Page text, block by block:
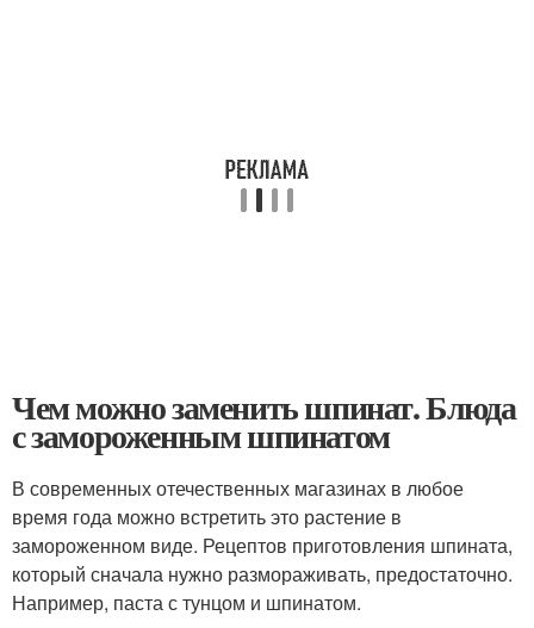
Чем можно заменить шпинат. Блюда
с замороженным шпинатом
В современных отечественных магазинах в любое
время года можно встретить это растение в
замороженном виде. Рецептов приготовления шпината,
который сначала нужно размораживать, предостаточно.
Например, паста с тунцом и шпинатом.